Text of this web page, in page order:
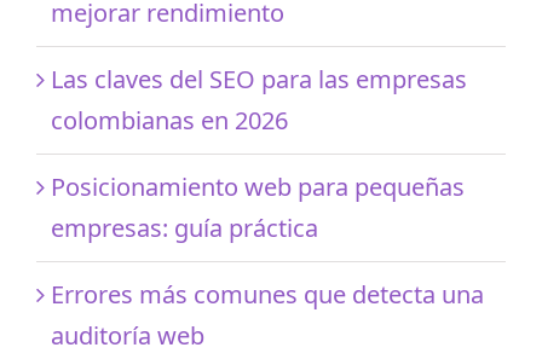
mejorar rendimiento
Las claves del SEO para las empresas
colombianas en 2026
Posicionamiento web para pequeñas
empresas: guía práctica
Errores más comunes que detecta una
auditoría web